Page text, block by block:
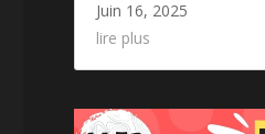
Juin 16, 2025
lire plus